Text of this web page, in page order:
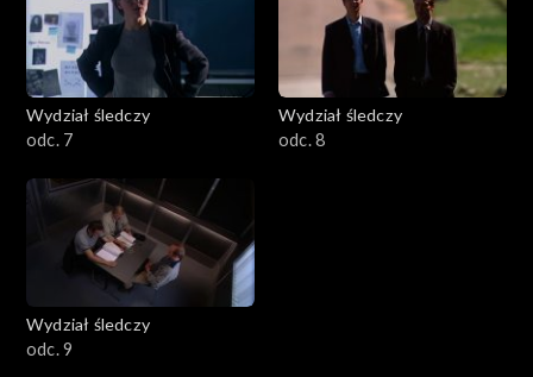
Wydział śledczy
odc. 7
Wydział śledczy
odc. 8
Wydział śledczy
odc. 9